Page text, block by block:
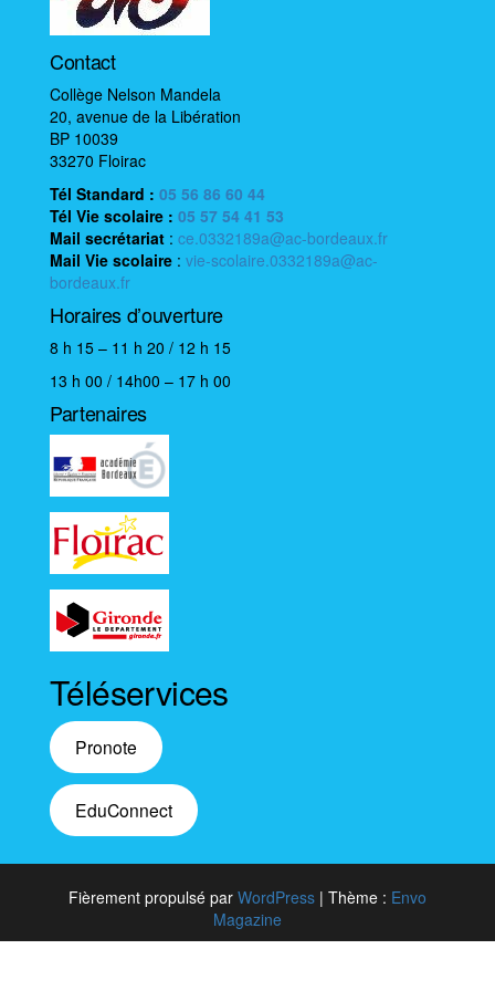
Contact
Collège Nelson Mandela
20, avenue de la Libération
BP 10039
33270 Floirac
Tél Standard : 05 56 86 60 44
Tél Vie scolaire : 05 57 54 41 53
Mail secrétariat : ce.0332189a@ac-bordeaux.fr
Mail Vie scolaire : vie-scolaire.0332189a@ac-
bordeaux.fr
Horaires d’ouverture
8 h 15 – 11 h 20 / 12 h 15
13 h 00 / 14h00 – 17 h 00
Partenaires
Téléservices
Pronote
EduConnect
Fièrement propulsé par WordPress | Thème : Envo
Magazine